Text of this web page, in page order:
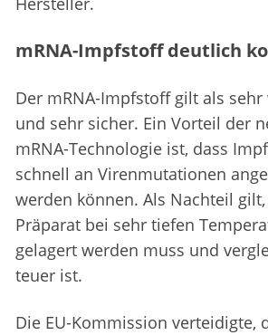
mRNA-Impfstoff deutlich
Der mRNA-Impfstoff gilt als sehr
und sehr sicher. Ein Vorteil der
mRNA-Technologie ist, dass
schnell an Virenmutationen
werden können. Als Nachteil
Präparat bei sehr tiefen
gelagert werden muss und
teuer ist.
Die EU-Kommission verteidigte,